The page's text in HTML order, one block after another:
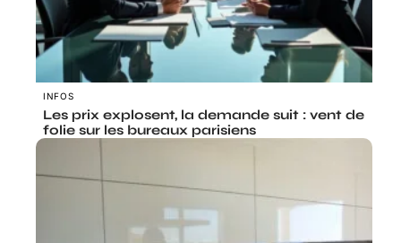
INFOS
Les prix explosent, la demande suit : vent de
folie sur les bureaux parisiens